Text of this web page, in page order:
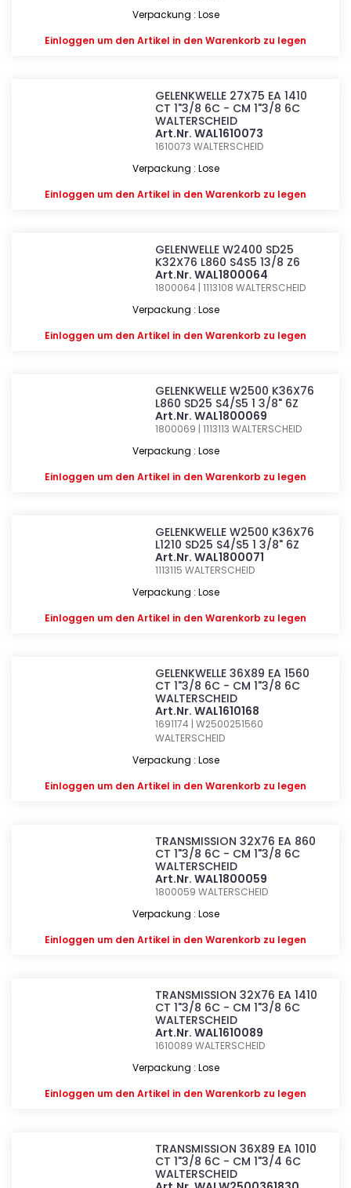
Verpackung : Lose
Einloggen um den Artikel in den Warenkorb zu legen
GELENKWELLE 27X75 EA 1410
CT 1"3/8 6C - CM 1"3/8 6C
WALTERSCHEID
Art.Nr. WAL1610073
1610073WALTERSCHEID
Verpackung : Lose
Einloggen um den Artikel in den Warenkorb zu legen
GELENWELLE W2400 SD25
K32X76 L860 S4S5 13/8 Z6
Art.Nr. WAL1800064
1800064 | 1113108WALTERSCHEID
Verpackung : Lose
Einloggen um den Artikel in den Warenkorb zu legen
GELENKWELLE W2500 K36X76
L860 SD25 S4/S5 1 3/8" 6Z
Art.Nr. WAL1800069
1800069 | 1113113WALTERSCHEID
Verpackung : Lose
Einloggen um den Artikel in den Warenkorb zu legen
GELENKWELLE W2500 K36X76
L1210 SD25 S4/S5 1 3/8" 6Z
Art.Nr. WAL1800071
1113115WALTERSCHEID
Verpackung : Lose
Einloggen um den Artikel in den Warenkorb zu legen
GELENKWELLE 36X89 EA 1560
CT 1"3/8 6C - CM 1"3/8 6C
WALTERSCHEID
Art.Nr. WAL1610168
1691174 | W2500251560
WALTERSCHEID
Verpackung : Lose
Einloggen um den Artikel in den Warenkorb zu legen
TRANSMISSION 32X76 EA 860
CT 1"3/8 6C - CM 1"3/8 6C
WALTERSCHEID
Art.Nr. WAL1800059
1800059WALTERSCHEID
Verpackung : Lose
Einloggen um den Artikel in den Warenkorb zu legen
TRANSMISSION 32X76 EA 1410
CT 1"3/8 6C - CM 1"3/8 6C
WALTERSCHEID
Art.Nr. WAL1610089
1610089WALTERSCHEID
Verpackung : Lose
Einloggen um den Artikel in den Warenkorb zu legen
TRANSMISSION 36X89 EA 1010
CT 1"3/8 6C - CM 1"3/4 6C
WALTERSCHEID